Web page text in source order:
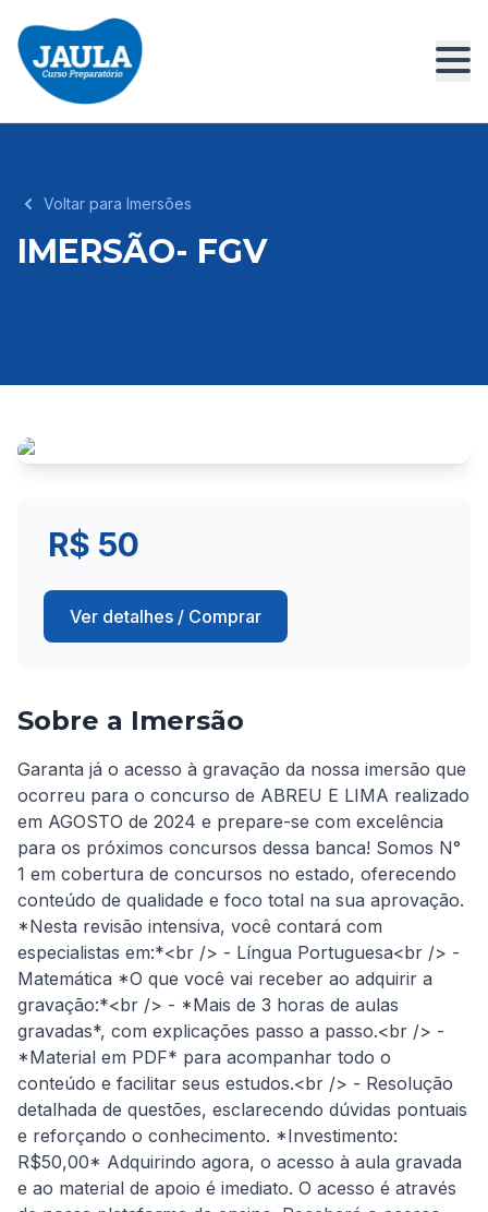
Voltar para Imersões
IMERSÃO- FGV
R$ 50
Ver detalhes / Comprar
Sobre a Imersão
Garanta já o acesso à gravação da nossa imersão que
ocorreu para o concurso de ABREU E LIMA realizado
em AGOSTO de 2024 e prepare-se com excelência
para os próximos concursos dessa banca! Somos N°
1 em cobertura de concursos no estado, oferecendo
conteúdo de qualidade e foco total na sua aprovação.
*Nesta revisão intensiva, você contará com
especialistas em:*<br /> - Língua Portuguesa<br /> -
Matemática *O que você vai receber ao adquirir a
gravação:*<br /> - *Mais de 3 horas de aulas
gravadas*, com explicações passo a passo.<br /> -
*Material em PDF* para acompanhar todo o
conteúdo e facilitar seus estudos.<br /> - Resolução
detalhada de questões, esclarecendo dúvidas pontuais
e reforçando o conhecimento. *Investimento:
R$50,00* Adquirindo agora, o acesso à aula gravada
e ao material de apoio é imediato. O acesso é através